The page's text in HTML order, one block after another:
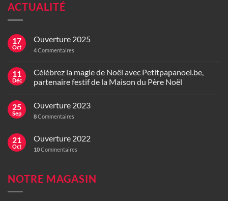
ACTUALITÉ
17
Oct
Ouverture 2025
4Commentaires
11
Déc
Célébrez la magie de Noël avec Petitpapanoel.be,
partenaire festif de la Maison du Père Noël
25
Sep
Ouverture 2023
8Commentaires
21
Oct
Ouverture 2022
10Commentaires
NOTRE MAGASIN